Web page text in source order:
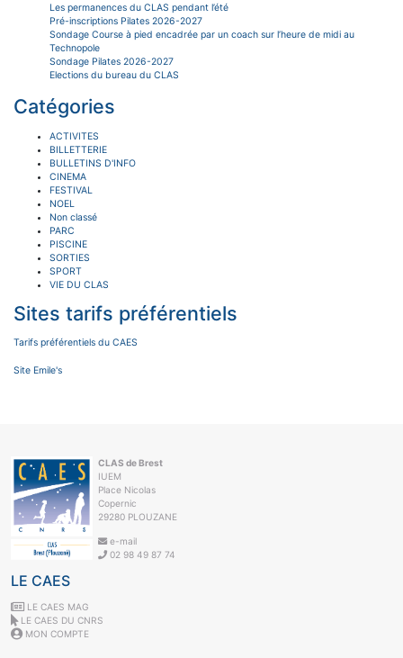
Les permanences du CLAS pendant l’été
Pré-inscriptions Pilates 2026-2027
Sondage Course à pied encadrée par un coach sur l’heure de midi au
Technopole
Sondage Pilates 2026-2027
Elections du bureau du CLAS
Catégories
ACTIVITES
BILLETTERIE
BULLETINS D'INFO
CINEMA
FESTIVAL
NOEL
Non classé
PARC
PISCINE
SORTIES
SPORT
VIE DU CLAS
Sites tarifs préférentiels
Tarifs préférentiels du CAES
Site Emile's
CLAS de Brest
IUEM
Place Nicolas
Copernic
29280 PLOUZANE
e-mail
02 98 49 87 74
LE CAES
LE CAES MAG
LE CAES DU CNRS
MON COMPTE